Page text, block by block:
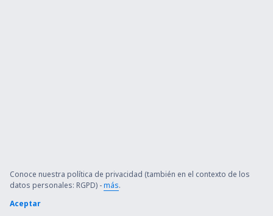
Conoce nuestra política de privacidad (también en el contexto de los
datos personales: RGPD) -más.
Aceptar